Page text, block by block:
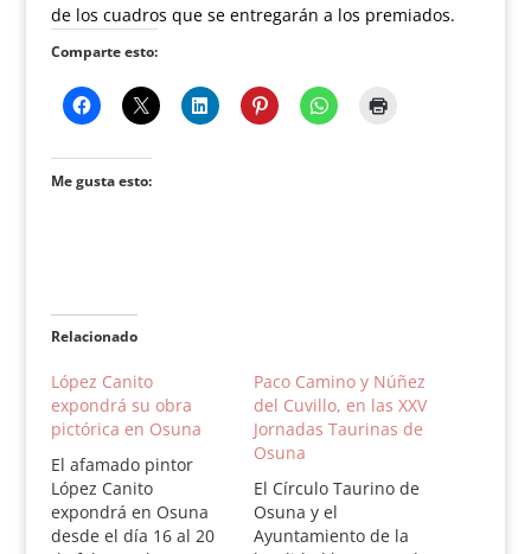
de los cuadros que se entregarán a los premiados.
Comparte esto:
Me gusta esto:
Relacionado
López Canito
expondrá su obra
pictórica en Osuna
El afamado pintor
López Canito
expondrá en Osuna
desde el día 16 al 20
Paco Camino y Núñez
del Cuvillo, en las XXV
Jornadas Taurinas de
Osuna
El Círculo Taurino de
Osuna y el
Ayuntamiento de la